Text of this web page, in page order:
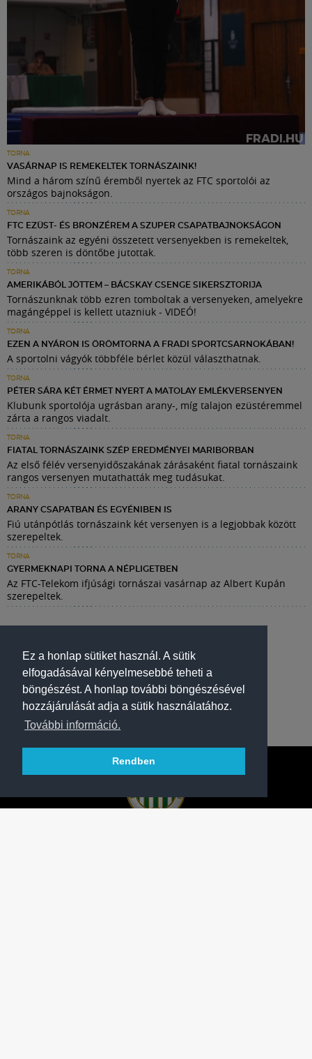
Ez a honlap sütiket használ. A sütik
elfogadásával kényelmesebbé teheti a
böngészést. A honlap további böngészésével
hozzájárulását adja a sütik használatához.
További információ.
Rendben
TORNA
VASÁRNAP IS REMEKELTEK TORNÁSZAINK!
Mind a három színű éremből nyertek az FTC sportolói az
országos bajnokságon.
TORNA
FTC EZÜST- ÉS BRONZÉREM A SZUPER CSAPATBAJNOKSÁGON
Tornászaink az egyéni összetett versenyekben is remekeltek,
több szeren is döntőbe jutottak.
TORNA
AMERIKÁBÓL JÖTTEM – BÁCSKAY CSENGE SIKERSZTORIJA
Tornászunknak több ezren tomboltak a versenyeken, amelyekre
magángéppel is kellett utazniuk - VIDEÓ!
TORNA
EZEN A NYÁRON IS ÖRÖMTORNA A FRADI SPORTCSARNOKÁBAN!
A sportolni vágyók többféle bérlet közül választhatnak.
TORNA
PÉTER SÁRA KÉT ÉRMET NYERT A MATOLAY EMLÉKVERSENYEN
Klubunk sportolója ugrásban arany-, míg talajon ezüstéremmel
zárta a rangos viadalt.
TORNA
FIATAL TORNÁSZAINK SZÉP EREDMÉNYEI MARIBORBAN
Az első félév versenyidőszakának zárásaként fiatal tornászaink
rangos versenyen mutathatták meg tudásukat.
TORNA
ARANY CSAPATBAN ÉS EGYÉNIBEN IS
Fiú utánpótlás tornászaink két versenyen is a legjobbak között
szerepeltek.
TORNA
GYERMEKNAPI TORNA A NÉPLIGETBEN
Az FTC-Telekom ifjúsági tornászai vasárnap az Albert Kupán
szerepeltek.